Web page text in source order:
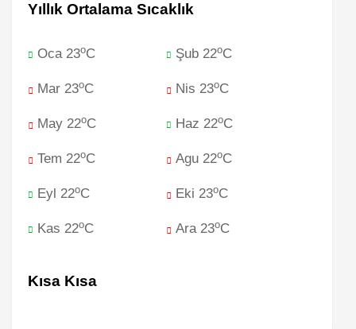
Yıllık Ortalama Sıcaklık
Oca 23oC Şub 22oC
Mar 23oC Nis 23oC
May 22oC Haz 22oC
Tem 22oC Agu 22oC
Eyl 22oC Eki 23oC
Kas 22oC Ara 23oC
Kısa Kısa